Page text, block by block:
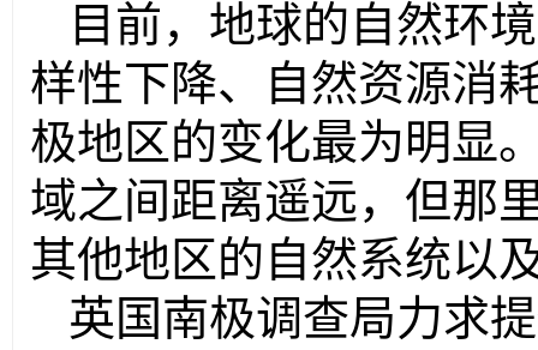
目前，地球的自然环
样性下降、自然资源消
极地区的变化最为明显
域之间距离遥远，但那
其他地区的自然系统以
英国南极调查局力求